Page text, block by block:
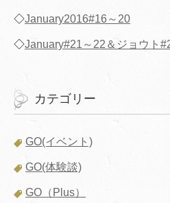
◇January2016#16～20
◇January#21～22＆ジョウト
カテゴリー
GO(イベント)
GO(体験談)
GO（Plus）